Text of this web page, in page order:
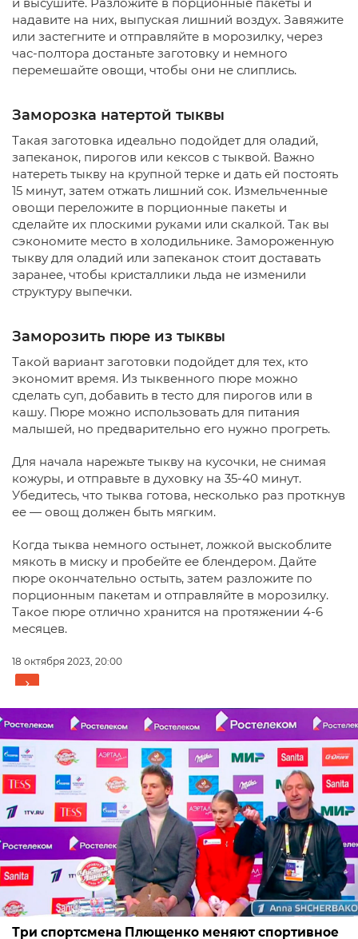
надавите на них, выпуская лишний воздух. Завяжите
или застегните и отправляйте в морозилку, через
час-полтора достаньте заготовку и немного
перемешайте овощи, чтобы они не слиплись.
Заморозка натертой тыквы
Такая заготовка идеально подойдет для оладий,
запеканок, пирогов или кексов с тыквой. Важно
натереть тыкву на крупной терке и дать ей постоять
15 минут, затем отжать лишний сок. Измельченные
овощи переложите в порционные пакеты и
сделайте их плоскими руками или скалкой. Так вы
сэкономите место в холодильнике. Замороженную
тыкву для оладий или запеканок стоит доставать
заранее, чтобы кристаллики льда не изменили
структуру выпечки.
Заморозить пюре из тыквы
Такой вариант заготовки подойдет для тех, кто
экономит время. Из тыквенного пюре можно
сделать суп, добавить в тесто для пирогов или в
кашу. Пюре можно использовать для питания
малышей, но предварительно его нужно прогреть.
Для начала нарежьте тыкву на кусочки, не снимая
кожуры, и отправьте в духовку на 35-40 минут.
Убедитесь, что тыква готова, несколько раз проткнув
ее — овощ должен быть мягким.
Когда тыква немного остынет, ложкой выскоблите
мякоть в миску и пробейте ее блендером. Дайте
пюре окончательно остыть, затем разложите по
порционным пакетам и отправляйте в морозилку.
Такое пюре отлично хранится на протяжении 4-6
месяцев.
18 октября 2023, 20:00
Три спортсмена Плющенко меняют спортивное